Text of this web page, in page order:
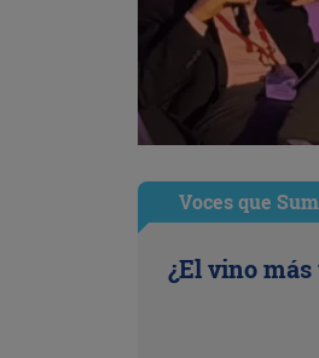
Voces que
¿El vino